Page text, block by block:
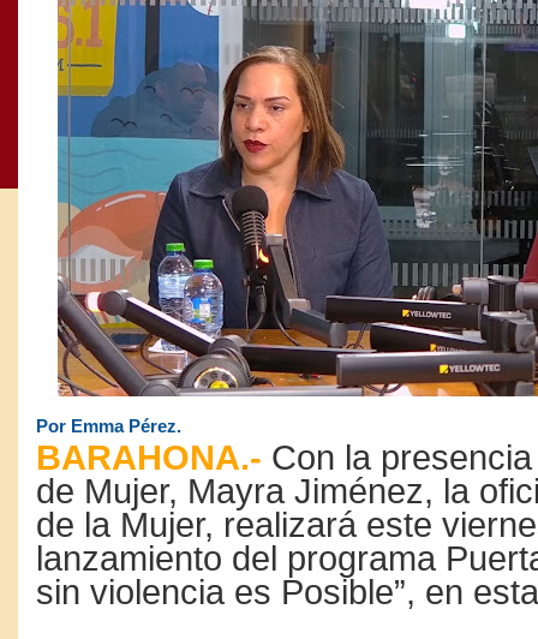
Por Emma Pérez.
BARAHONA.- Con la
de Mujer, Mayra Jiménez, la
de la Mujer, realizará este
lanzamiento del programa
sin violencia es Posible”, en